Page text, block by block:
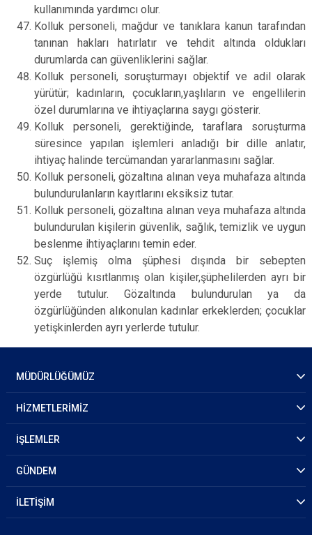
kullanımında yardımcı olur.
Kolluk personeli, mağdur ve tanıklara kanun tarafından
tanınan hakları hatırlatır ve tehdit altında oldukları
durumlarda can güvenliklerini sağlar.
Kolluk personeli, soruşturmayı objektif ve adil olarak
yürütür; kadınların, çocukların,yaşlıların ve engellilerin
özel durumlarına ve ihtiyaçlarına saygı gösterir.
Kolluk personeli, gerektiğinde, taraflara soruşturma
süresince yapılan işlemleri anladığı bir dille anlatır,
ihtiyaç halinde tercümandan yararlanmasını sağlar.
Kolluk personeli, gözaltına alınan veya muhafaza altında
bulundurulanların kayıtlarını eksiksiz tutar.
Kolluk personeli, gözaltına alınan veya muhafaza altında
bulundurulan kişilerin güvenlik, sağlık, temizlik ve uygun
beslenme ihtiyaçlarını temin eder.
Suç işlemiş olma şüphesi dışında bir sebepten
özgürlüğü kısıtlanmış olan kişiler,şüphelilerden ayrı bir
yerde tutulur. Gözaltında bulundurulan ya da
özgürlüğünden alıkonulan kadınlar erkeklerden; çocuklar
yetişkinlerden ayrı yerlerde tutulur.
MÜDÜRLÜĞÜMÜZ
HİZMETLERİMİZ
İŞLEMLER
GÜNDEM
İLETİŞİM